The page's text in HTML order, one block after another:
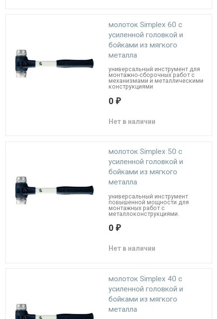
молоток Simplex 60 с
усиленной головкой и
бойками из мягкого
металла
универсальный инструмент для
монтажно-сборочных работ с
механизмами и металлическими
конструкциями
0 ₽
Нет в наличии
молоток Simplex 50 c
усиленной головкой и
бойками из мягкого
металла
универсальный инструмент
повышенной мощности для
монтажных работ с
металлоконструкциями.
0 ₽
Нет в наличии
молоток Simplex 40 с
усиленной головкой и
бойками из мягкого
металла